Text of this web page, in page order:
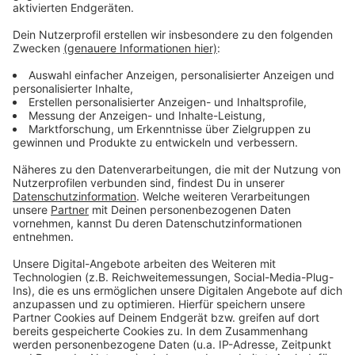
Es gibt diese Dinge im Leben, die können uns zur
Weißglut treiben. Bahnstreiks. Plötzlicher Schneefall.
Eiskratzen am frühen Morgen. Leute, die nicht
Autofahren können. Menschen, die seltsame Wörter
benutzen. Wo andere sich vor Verzweiflung das
Gesicht bis zum Bauchnabel ziehen oder ihren Kopf
gegen die Wand hauen wollen, geht in eben diesem
Kopf von Laura Potting ein Karussell los. Irgendwo
zwischen wirren Gedanken und scharfer
Alltagsbeobachtung. Ein bisschen ausgeflippt,
meistens bunt und nie ganz ernst gemeint.
Anzeige